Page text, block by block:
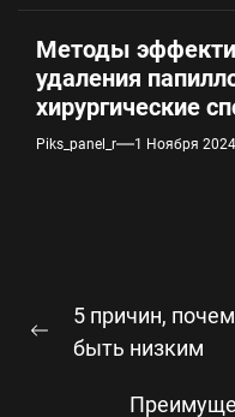
Методы
удаления
хирургические
Piks_panel_r 1 Ноября 2024
поПредыдущая
5 причин,
быть низким